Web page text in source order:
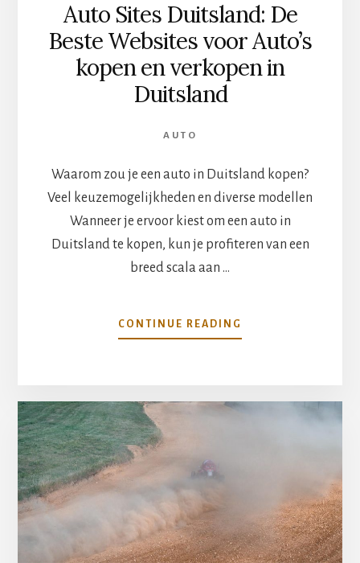
Auto Sites Duitsland: De
Beste Websites voor Auto’s
kopen en verkopen in
Duitsland
AUTO
Waarom zou je een auto in Duitsland kopen?
Veel keuzemogelijkheden en diverse modellen
Wanneer je ervoor kiest om een auto in
Duitsland te kopen, kun je profiteren van een
breed scala aan …
CONTINUE READING
SITES
VERKOPEN
DUITSLAND